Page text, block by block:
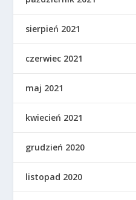
sierpień 2021
czerwiec 2021
maj 2021
kwiecień 2021
grudzień 2020
listopad 2020